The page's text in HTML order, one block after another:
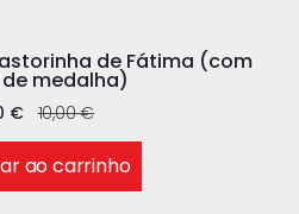
de Fátima (com
medalha)
10,00€
€
ao carrinho